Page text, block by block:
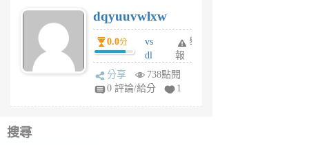
6
個
月
前
dqyuuvwlxw
0.0分
vs
dl
sq
fy
舉
報
分享
738點閱
0 評論/給分
1
搜尋